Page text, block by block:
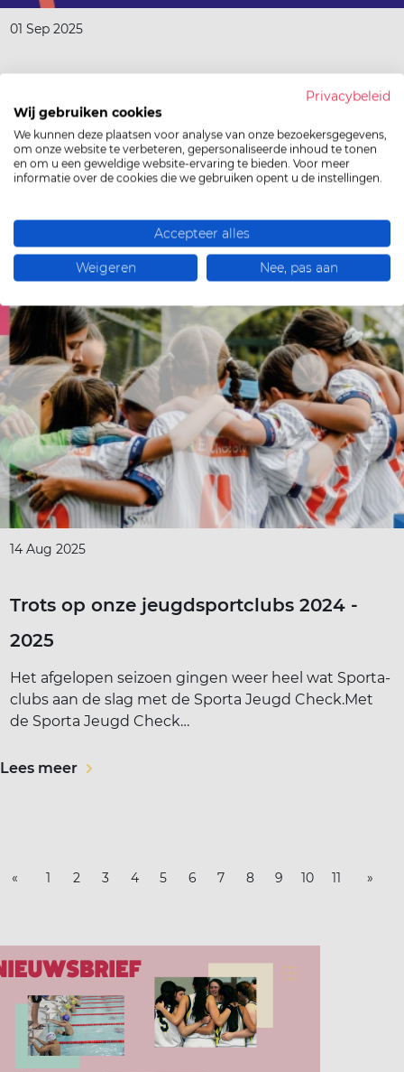
01 Sep 2025
Zet je deuren wagenwijd open tijdens de
maand van de sportclub
September is traditioneel de maand van de
sportclub en eveneens hét moment waarbij
Lees meer
14 Aug 2025
Trots op onze jeugdsportclubs 2024 -
2025
Het afgelopen seizoen gingen weer heel wat Sporta-
clubs aan de slag met de Sporta Jeugd Check.Met
de Sporta Jeugd Check…
Lees meer
« 1 2 3 4 5 6 7 8 9 10 11 »
Privacybeleid
Wij gebruiken cookies
We kunnen deze plaatsen voor analyse van onze bezoekersgegevens,
om onze website te verbeteren, gepersonaliseerde inhoud te tonen
en om u een geweldige website-ervaring te bieden. Voor meer
informatie over de cookies die we gebruiken opent u de instellingen.
Accepteer alles
Weigeren Nee, pas aan